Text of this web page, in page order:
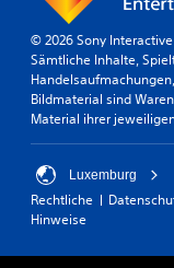
© 2026 Sony
Sämtliche Inhalte,
Bildmaterial sind
Material ihrer
Luxemburg
Rechtliche
Hinweise